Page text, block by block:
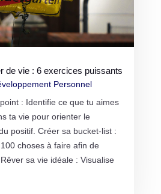
de vie : 6 exercices puissants
Personnel
: Identifie ce que tu aimes
ta vie pour orienter le
positif. Créer sa bucket-list :
choses à faire afin de
sa vie idéale : Visualise